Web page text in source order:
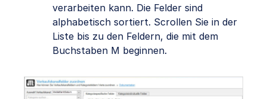
verarbeiten kann. Die Felder sind
alphabetisch sortiert. Scrollen Sie in der
Liste bis zu den Feldern, die mit dem
Buchstaben M beginnen.